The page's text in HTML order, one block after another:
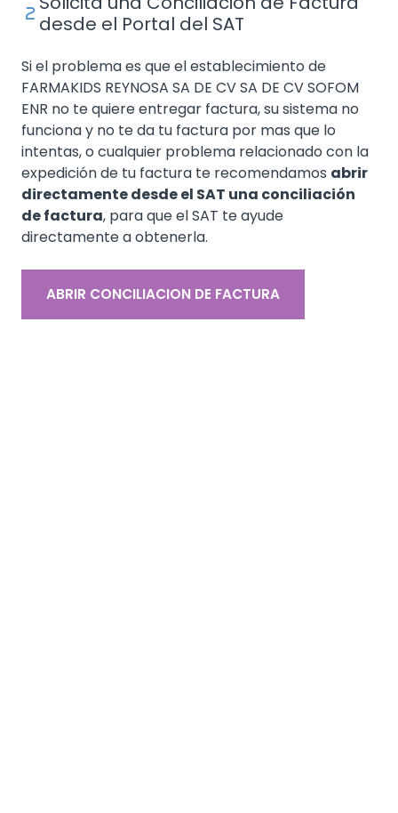
desde el Portal del SAT
Si el problema es que el establecimiento de
FARMAKIDS REYNOSA SA DE CV SA DE CV SOFOM
ENR no te quiere entregar factura, su sistema no
funciona y no te da tu factura por mas que lo
intentas, o cualquier problema relacionado con la
expedición de tu factura te recomendamos abrir
directamente desde el SAT una conciliación
de factura, para que el SAT te ayude
directamente a obtenerla.
ABRIR CONCILIACION DE FACTURA